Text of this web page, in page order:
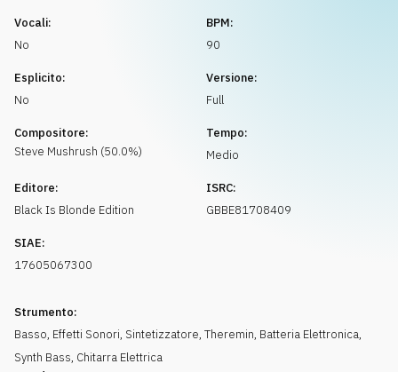
Vocali:
No
BPM:
90
Esplicito:
No
Versione:
Full
Compositore:
Steve Mushrush (50.0%)
Tempo:
Medio
Editore:
Black Is Blonde Edition
ISRC:
GBBE81708409
SIAE:
17605067300
Strumento:
Basso, Effetti Sonori, Sintetizzatore, Theremin, Batteria Elettronica,
Synth Bass, Chitarra Elettrica